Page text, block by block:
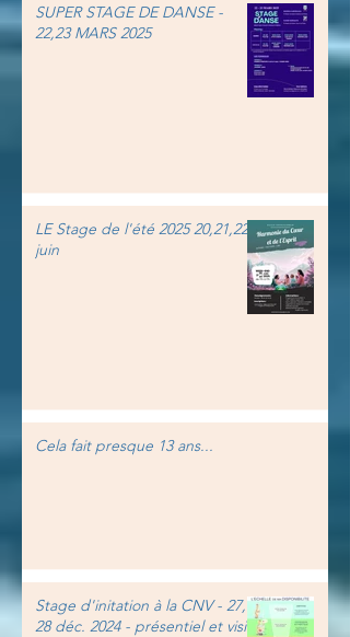
SUPER STAGE DE DANSE -
22,23 MARS 2025
LE Stage de l'été 2025 20,21,22
juin
Cela fait presque 13 ans...
Stage d'initation à la CNV - 27,
28 déc. 2024 - présentiel et visio